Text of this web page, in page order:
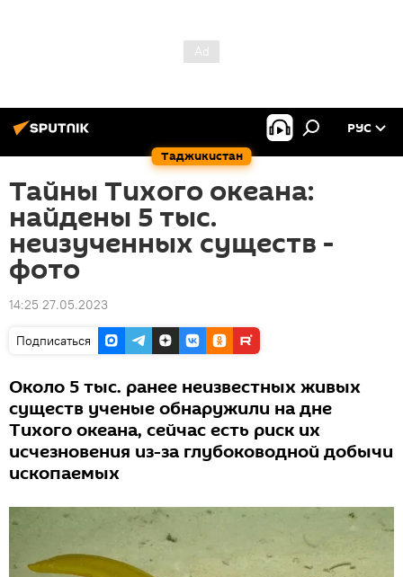
Таджикистан
РУС
Тайны Тихого океана:
найдены 5 тыс.
неизученных существ -
фото
14:25 27.05.2023
Подписаться
Около 5 тыс. ранее неизвестных живых
существ ученые обнаружили на дне
Тихого океана, сейчас есть риск их
исчезновения из-за глубоководной добычи
ископаемых